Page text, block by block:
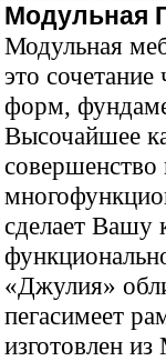
Модульная
Модульная
это
форм,
Высочайшее
сделает Вашу
«Джулия»
пегасимеет
изготовлен